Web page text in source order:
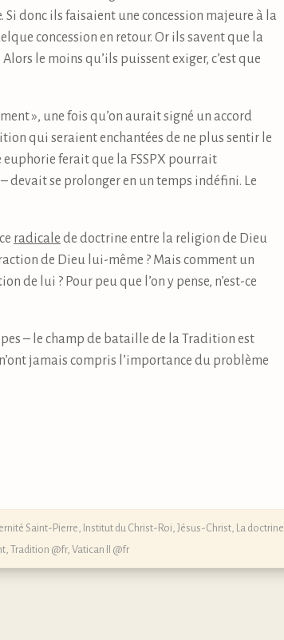
donc ils faisaient une concession majeure à la
concession en retour. Or ils savent que la
le moins qu’ils puissent exiger, c’est que
», une fois qu’on aurait signé un accord
qui seraient enchantées de ne plus sentir le
euphorie ferait que la FSSPX pourrait
devait se prolonger en un temps indéfini. Le
radicale de doctrine entre la religion de Dieu
de Dieu lui-même ? Mais comment un
de lui ? Pour peu que l’on y pense, n’est-ce
– le champ de bataille de la Tradition est
jamais compris l’importance du problème
Saint-Pierre Institut du Christ-Roi Jésus-Christ La doctrine
Tradition @fr, Vatican II @fr